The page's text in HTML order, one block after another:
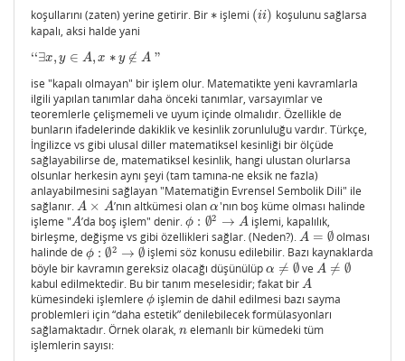
koşullarını (zaten) yerine getirir. Bir ∗
∗ işlemi (ii)
(ii)
koşulunu sağlarsa
kapalı, aksi halde yani
‘‘∃x, y ∈ A, x ∗ y ∉ A "
‘‘∃x ,y ∈A,x∗y∉ A"
ise "kapalı olmayan" bir işlem olur. Matematikte yeni kavramlarla
ilgili yapılan tanımlar daha önceki tanımlar, varsayımlar ve
teoremlerle çelişmemeli ve uyum içinde olmalıdır. Özellikle de
bunların ifadelerinde dakiklik ve kesinlik zorunluluğu vardır. Türkçe,
İngilizce vs gibi ulusal diller matematiksel kesinliği bir ölçüde
sağlayabilirse de, matematiksel kesinlik, hangi ulustan olurlarsa
olsunlar herkesin aynı şeyi (tam tamına-ne eksik ne fazla)
anlayabilmesini sağlayan "Matematiğin Evrensel Sembolik Dili" ile
sağlanır. A × A
A× A ’nın altkümesi olanα
α 'nın boş küme olması halinde
işleme "A
A’da boş işlem" denir.ϕ : ∅2 → A
ϕ: ∅ 2→ A
işlemi, kapalılık,
birleşme, değişme vs gibi özellikleri sağlar. (Neden?). A = ∅
A= ∅
olması
halinde de ϕ : ∅2 → ∅
ϕ: ∅ 2→ ∅
işlemi söz konusu edilebilir. Bazı kaynaklarda
böyle bir kavramın gereksiz olacağı düşünülüp α ≠ ∅
α≠ ∅ veA ≠ ∅
A≠ ∅
kabul edilmektedir. Bu bir tanım meselesidir; fakat bir A
A
kümesindeki işlemlere ϕ
ϕişlemin de dâhil edilmesi bazı sayma
problemleri için “daha estetik” denilebilecek formülasyonları
sağlamaktadır. Örnek olarak, n
nelemanlı bir kümedeki tüm
işlemlerin sayısı: